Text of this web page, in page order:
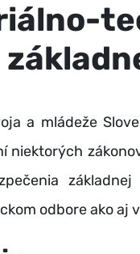
a mládeže
niektorých
odbore ako aj